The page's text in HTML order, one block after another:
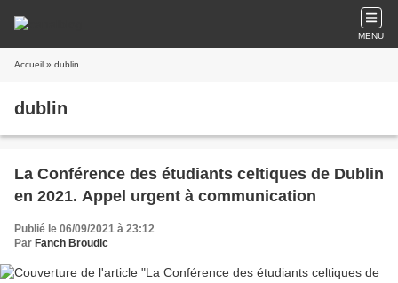
MENU
Accueil » dublin
dublin
La Conférence des étudiants celtiques de Dublin
en 2021. Appel urgent à communication
Publié le 06/09/2021 à 23:12
Par Fanch Broudic